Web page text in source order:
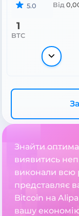
5.0 Від
1
BTC
Знайти
виявитись
виконали всю
представляє
Bitcoin на
вашу